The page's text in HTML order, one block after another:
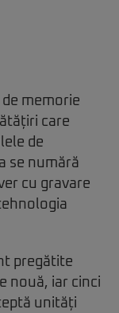
memorie
care
de
se numără
cu gravare
pregătite
nouă, iar cinci
unități